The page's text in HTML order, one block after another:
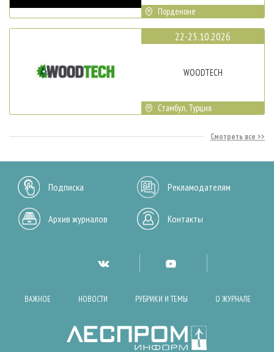
Порденоне
22-25.10.2026
WOODTECH
Стамбул, Турция
Смотреть все
Подписка Рекламодателям
Архив журналов Контакты
ВАЖНОЕ НОВОСТИ РУБРИКИ И ТЕМЫ О ЖУРНАЛЕ